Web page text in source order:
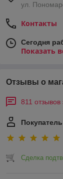
ул.
Контакты
Сегодня
Показать
Отзывы о
811 отзывов
Покупатель
Сделка